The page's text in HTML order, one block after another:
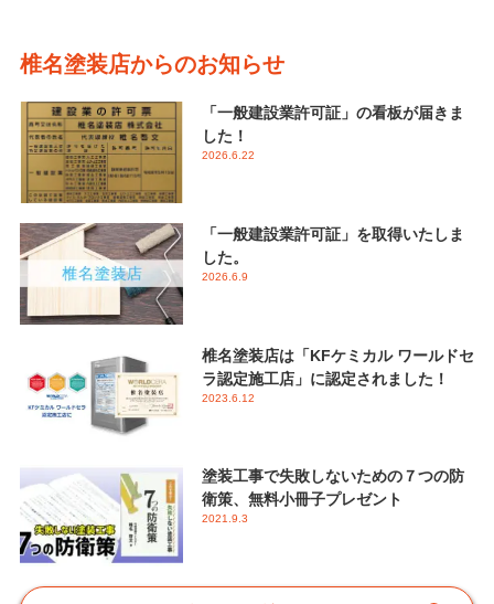
椎名塗装店からのお知らせ
「一般建設業許可証」の看板が届きま
した！
2026.6.22
「一般建設業許可証」を取得いたしま
した。
2026.6.9
椎名塗装店は「KFケミカル ワールドセ
ラ認定施工店」に認定されました！
2023.6.12
塗装工事で失敗しないための７つの防
衛策、無料小冊子プレゼント
2021.9.3